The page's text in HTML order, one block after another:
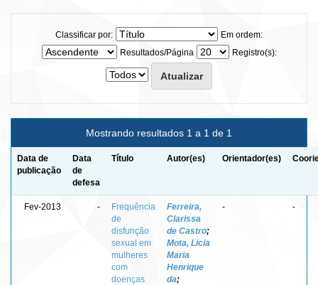
Classificar por:
Em ordem:
Resultados/Página
Registro(s):
Mostrando resultados 1 a 1 de 1
Data de
publicação
Data
de
defesa
Título Autor(es) Orientador(es)
Fev-2013 -
Frequência
de
disfunção
sexual em
mulheres
com
doenças
Ferreira,
Clarissa
de Castro;
Mota, Licia
Maria
Henrique
da;
- -